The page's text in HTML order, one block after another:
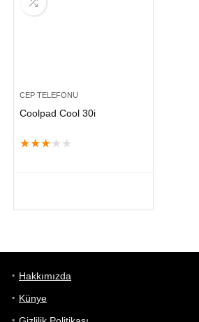
CEP TELEFONU
Coolpad Cool 30i
★★★ ★ ★
Hakkımızda
Künye